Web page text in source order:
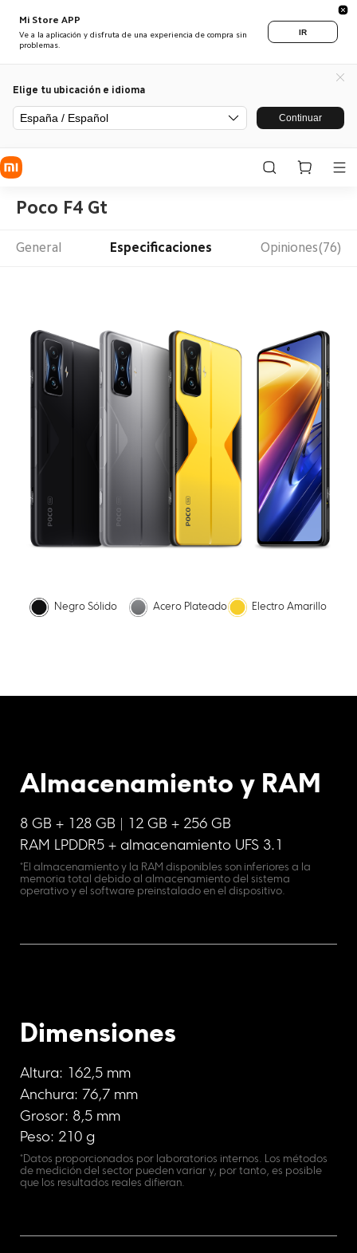
Mi Store APP
Ve a la aplicación y disfruta de una experiencia de compra sin
problemas.
IR
Elige tu ubicación e idioma
España / Español Continuar
Poco F4 Gt
General Especificaciones Opiniones(76)
Negro Sólido Acero Plateado Electro Amarillo
Almacenamiento y RAM
8 GB + 128 GB | 12 GB + 256 GB
RAM LPDDR5 + almacenamiento UFS 3.1
*El almacenamiento y la RAM disponibles son inferiores a la
memoria total debido al almacenamiento del sistema
operativo y el software preinstalado en el dispositivo.
Dimensiones
Altura: 162,5 mm
Anchura: 76,7 mm
Grosor: 8,5 mm
Peso: 210 g
*Datos proporcionados por laboratorios internos. Los métodos
de medición del sector pueden variar y, por tanto, es posible
que los resultados reales difieran.